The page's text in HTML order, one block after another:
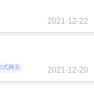
2021-12-22
式网关 2021-12-20